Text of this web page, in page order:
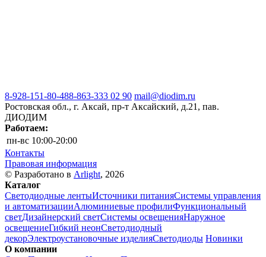
8-928-151-80-488-863-333 02 90 mail@diodim.ru
Ростовская обл., г. Аксай, пр-т Аксайский, д.21, пав.
ДИОДИМ
Работаем:
пн-вс 10:00-20:00
Контакты
Правовая информация
© Разработано в Arlight, 2026
Каталог
Светодиодные лентыИсточники питанияСистемы управления
и автоматизацииАлюминиевые профилиФункциональный
светДизайнерский светСистемы освещенияНаружное
освещениеГибкий неонСветодиодный
декорЭлектроустановочные изделияСветодиоды Новинки
О компании